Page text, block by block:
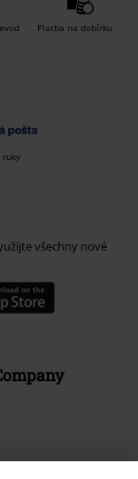
Platba na dobírku
ruky
všechny nové